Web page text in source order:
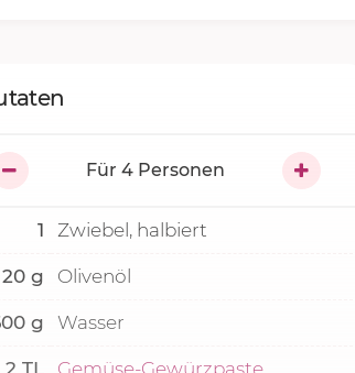
Für 4 Personen
1 Zwiebel, halbiert
20 g Olivenöl
g Wasser
2 TL Gemüse-Gewürzpaste